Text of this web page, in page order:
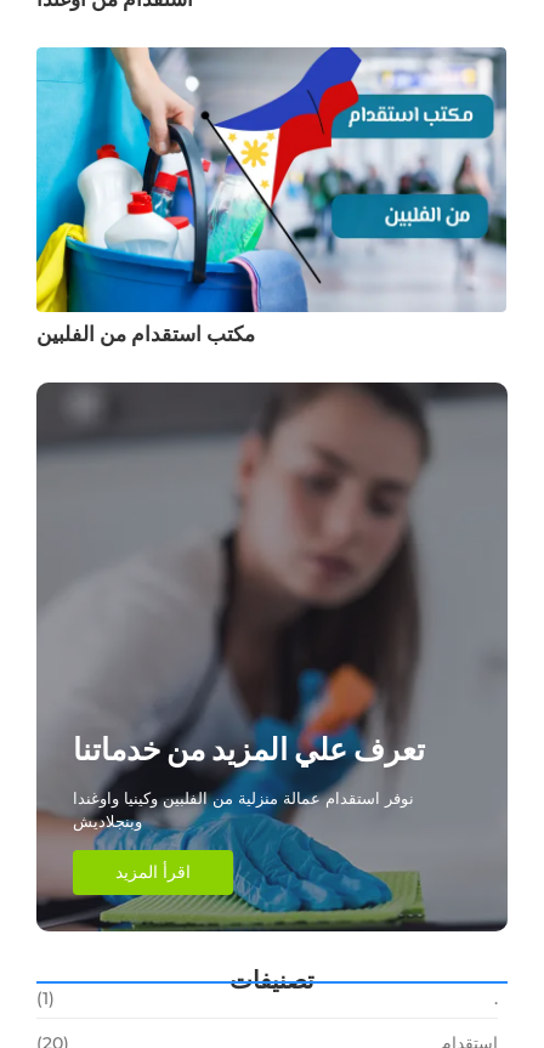
مكتب استقدام من الفلبين
تعرف علي المزيد من خدماتنا
نوفر استقدام عمالة منزلية من الفلبين وكينيا واوغندا
وبنجلاديش
اقرأ المزيد
تصنيفات
.
(1)
استقدام (20)